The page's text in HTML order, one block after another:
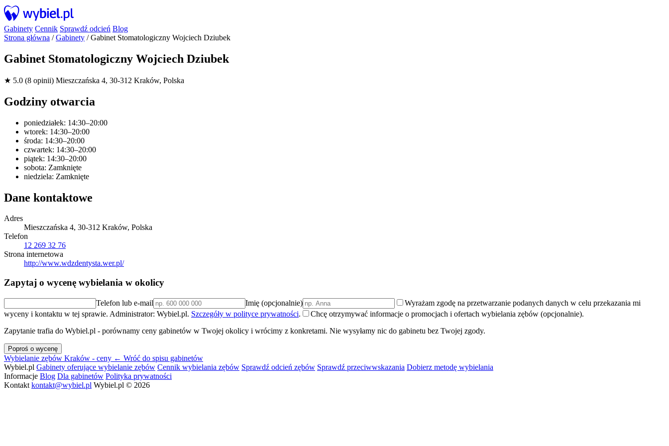
Gabinety Cennik Sprawdź odcień Blog
Strona główna /Gabinety /Gabinet Stomatologiczny Wojciech Dziubek
Gabinet Stomatologiczny Wojciech Dziubek
★ 5.0 (8 opinii) Mieszczańska 4, 30-312 Kraków, Polska
Godziny otwarcia
poniedziałek: 14:30–20:00
wtorek: 14:30–20:00
środa: 14:30–20:00
czwartek: 14:30–20:00
piątek: 14:30–20:00
sobota: Zamknięte
niedziela: Zamknięte
Dane kontaktowe
Adres
Mieszczańska 4, 30-312 Kraków, Polska
Telefon
12 269 32 76
Strona internetowa
http://www.wdzdentysta.wer.pl/
Zapytaj o wycenę wybielania w okolicy
Telefon lub e-mail Imię (opcjonalnie)
Wyrażam zgodę na przetwarzanie podanych danych w celu przekazania mi
wyceny i kontaktu w tej sprawie. Administrator: Wybiel.pl. Szczegóły w polityce prywatności.
Chcę otrzymywać informacje o promocjach i ofertach wybielania zębów (opcjonalnie).
Zapytanie trafia do Wybiel.pl - porównamy ceny gabinetów w Twojej okolicy i wrócimy z konkretami. Nie wysyłamy nic do gabinetu bez Twojej zgody.
Poproś o wycenę
Wybielanie zębów Kraków - ceny ← Wróć do spisu gabinetów
Wybiel.pl Gabinety oferujące wybielanie zębów Cennik wybielania zębów Sprawdź odcień zębów Sprawdź przeciwwskazania Dobierz metodę wybielania
Informacje Blog Dla gabinetów Polityka prywatności
Kontakt kontakt@wybiel.pl Wybiel.pl © 2026